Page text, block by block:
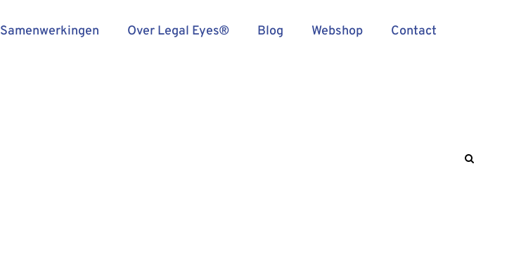
Samenwerkingen Over Legal Eyes® Blog Webshop Contact